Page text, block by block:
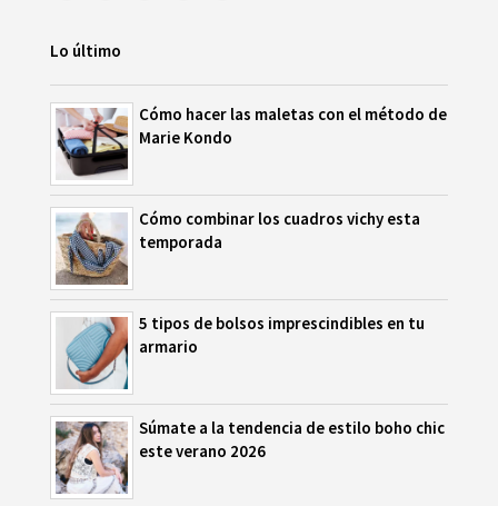
Lo último
Cómo hacer las maletas con el método de
Marie Kondo
Cómo combinar los cuadros vichy esta
temporada
5 tipos de bolsos imprescindibles en tu
armario
Súmate a la tendencia de estilo boho chic
este verano 2026